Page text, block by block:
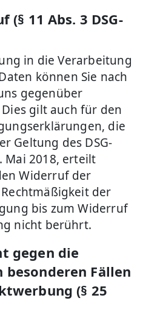
11 Abs. 3 DSG-
in die Verarbeitung
können Sie nach
gegenüber
gilt auch für den
die
Geltung des DSG-
Mai 2018, erteilt
Widerruf der
der
bis zum Widerruf
nicht berührt.
gegen die
Fällen
(§ 25